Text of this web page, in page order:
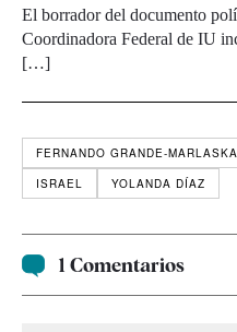
El borrador del documento
Coordinadora Federal de IU
[…]
FERNANDO GRANDE-MARLASKA
ISRAEL
YOLANDA DÍAZ
1 Comentarios